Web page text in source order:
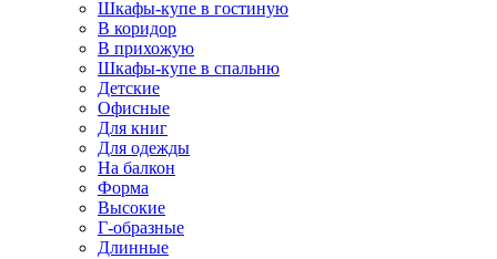
Шкафы-купе в гостиную
В коридор
В прихожую
Шкафы-купе в спальню
Детские
Офисные
Для книг
Для одежды
На балкон
Форма
Высокие
Г-образные
Длинные